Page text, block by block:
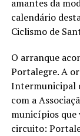
amantes da
calendário
Ciclismo de
O arranque
Portalegre. A
Intermunicipal
com a
municípios que
circuito: